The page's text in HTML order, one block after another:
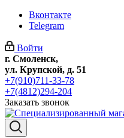
Вконтакте
Telegram
Войти
г. Смоленск,
ул. Крупской, д. 51
+7(910)711-33-78
+7(4812)294-204
Заказать звонок